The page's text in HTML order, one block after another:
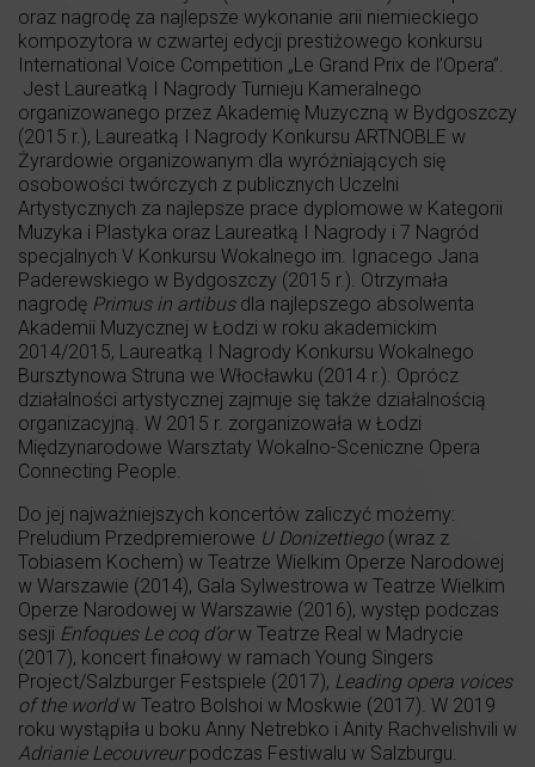
oraz nagrodę za najlepsze wykonanie arii niemieckiego
kompozytora w czwartej edycji prestiżowego konkursu
International Voice Competition „Le Grand Prix de l’Opera”.
Jest Laureatką I Nagrody Turnieju Kameralnego
organizowanego przez Akademię Muzyczną w Bydgoszczy
(2015 r.), Laureatką I Nagrody Konkursu ARTNOBLE w
Żyrardowie organizowanym dla wyróżniających się
osobowości twórczych z publicznych Uczelni
Artystycznych za najlepsze prace dyplomowe w Kategorii
Muzyka i Plastyka oraz Laureatką I Nagrody i 7 Nagród
specjalnych V Konkursu Wokalnego im. Ignacego Jana
Paderewskiego w Bydgoszczy (2015 r.). Otrzymała
nagrodę Primus in artibusdla najlepszego absolwenta
Akademii Muzycznej w Łodzi w roku akademickim
2014/2015, Laureatką I Nagrody Konkursu Wokalnego
Bursztynowa Struna we Włocławku (2014 r.). Oprócz
działalności artystycznej zajmuje się także działalnością
organizacyjną. W 2015 r. zorganizowała w Łodzi
Międzynarodowe Warsztaty Wokalno-Sceniczne Opera
Connecting People.
Do jej najważniejszych koncertów zaliczyć możemy:
Preludium Przedpremierowe U Donizettiego(wraz z
Tobiasem Kochem) w Teatrze Wielkim Operze Narodowej
w Warszawie (2014), Gala Sylwestrowa w Teatrze Wielkim
Operze Narodowej w Warszawie (2016), występ podczas
sesji Enfoques Le coq d’orw Teatrze Real w Madrycie
(2017), koncert finałowy w ramach Young Singers
Project/Salzburger Festspiele (2017), Leading opera voices
of the worldw Teatro Bolshoi w Moskwie (2017). W 2019
roku wystąpiła u boku Anny Netrebko i Anity Rachvelishvili w
Adrianie Lecouvreurpodczas Festiwalu w Salzburgu.